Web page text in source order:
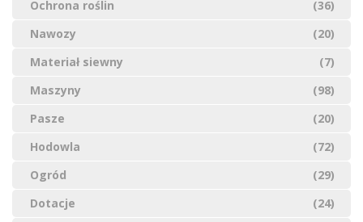
Ochrona roślin
(36)
Nawozy
(20)
Materiał siewny
(7)
Maszyny
(98)
Pasze
(20)
Hodowla
(72)
Ogród
(29)
Dotacje
(24)